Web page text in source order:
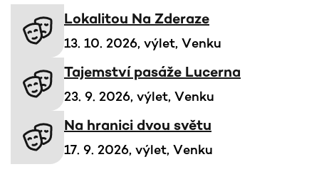
Lokalitou Na Zderaze
13. 10. 2026, výlet, Venku
Tajemství pasáže Lucerna
23. 9. 2026, výlet, Venku
Na hranici dvou světu
17. 9. 2026, výlet, Venku